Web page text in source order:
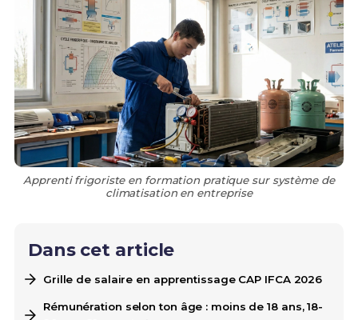
Apprenti frigoriste en formation pratique sur système de
climatisation en entreprise
Dans cet article
Grille de salaire en apprentissage CAP IFCA 2026
Rémunération selon ton âge : moins de 18 ans, 18-